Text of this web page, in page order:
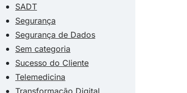
SADT
Segurança
Segurança de Dados
Sem categoria
Sucesso do Cliente
Telemedicina
Transformação Digital